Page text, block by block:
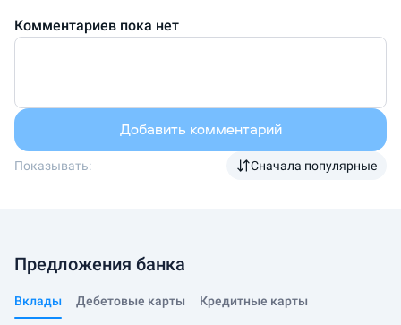
Комментариев пока нет
Добавить комментарий
Показывать: Сначала популярные
Предложения банка
Вклады Дебетовые карты Кредитные карты